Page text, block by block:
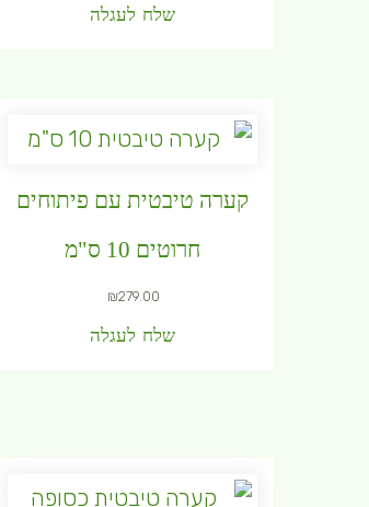
שלח לעגלה
קערה טיבטית עם פיתוחים
חרוטים 10 ס"מ
₪279.00
שלח לעגלה